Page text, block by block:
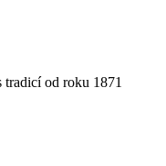
tradicí od roku 1871